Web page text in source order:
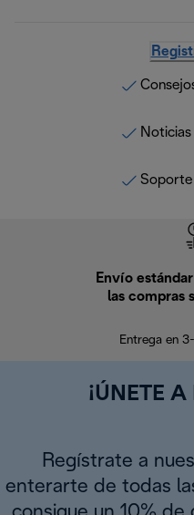
Envío
las compras
Entrega en
¡ÚNETE
Regístrate a
enterarte de todas